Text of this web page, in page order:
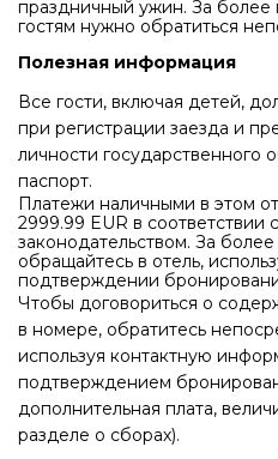
праздничный ужин. За
гостям нужно обратиться
Полезная информация
Все гости, включая детей,
при регистрации заезда и
личности государственного
паспорт.
Платежи наличными в этом
2999.99 EUR в соответствии
законодательством. За
обращайтесь в отель,
подтверждении
Чтобы договориться о
в номере, обратитесь
используя контактную
подтверждением
дополнительная плата,
разделе о сборах).